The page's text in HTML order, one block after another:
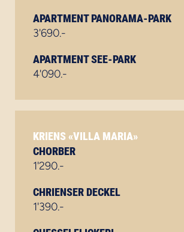
APARTMENT PANORAMA-PARK
3'690.-
APARTMENT SEE-PARK
4'090.-
KRIENS «VILLA MARIA»
CHORBER
1'290.-
CHRIENSER DECKEL
1'390.-